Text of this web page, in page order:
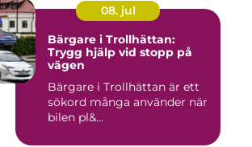
08. jul
Bärgare i Trollhättan:
Trygg hjälp vid stopp på
vägen
Bärgare i Trollhättan är ett
sökord många använder när
bilen pl&...